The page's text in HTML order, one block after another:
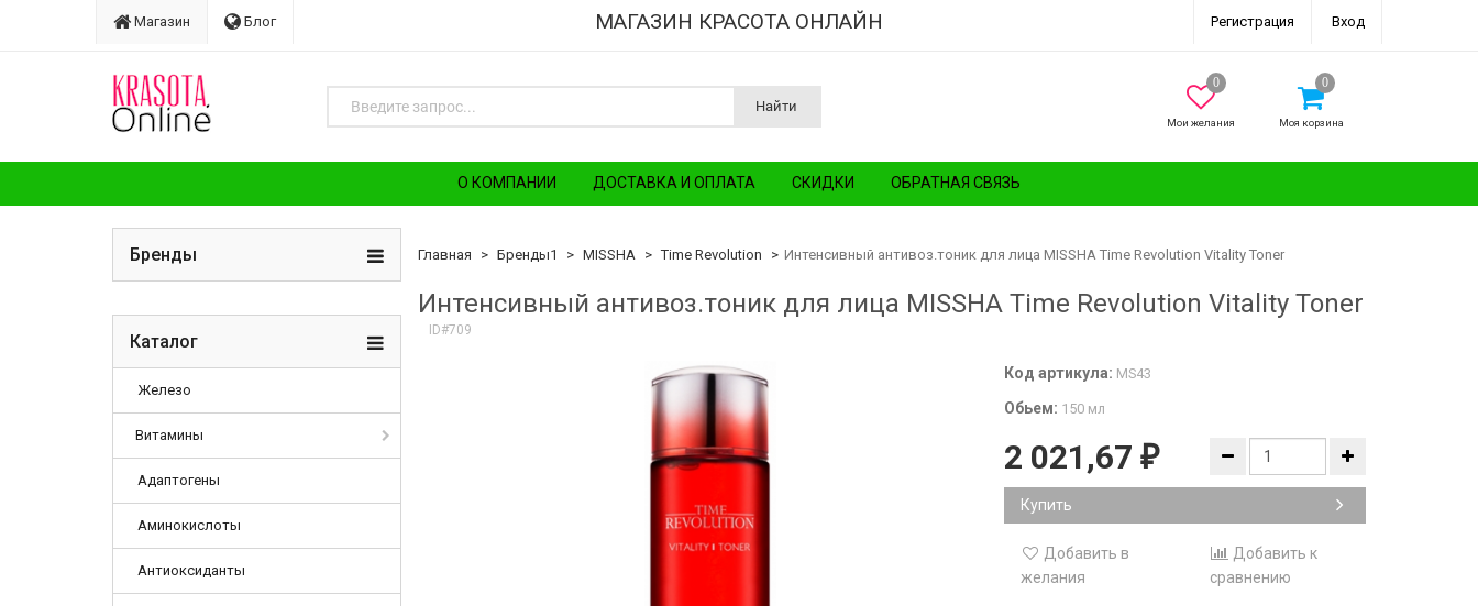
Магазин Блог МАГАЗИН КРАСОТА ОНЛАЙН Регистрация Вход
Найти
Мои желания Моя корзина
О КОМПАНИИ ДОСТАВКА И ОПЛАТА СКИДКИ ОБРАТНАЯ СВЯЗЬ
Бренды
Каталог
Железо
Витамины
Адаптогены
Аминокислоты
Антиоксиданты
Главная Бренды1 MISSHA Time Revolution Интенсивный антивоз.тоник для лица MISSHA Time Revolution Vitality Toner
Интенсивный антивоз.тоник для лица MISSHA Time Revolution Vitality Toner
ID#709
Код артикула: MS43
Обьем: 150 мл
2 021,67 ₽
Купить
Добавить в
желания
Добавить к
сравнению